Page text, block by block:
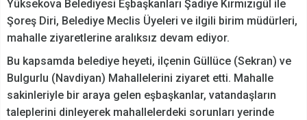
Yüksekova Belediyesi Eşbaşkanları Şadiye Kırmızıgül ile
Şoreş Diri, Belediye Meclis Üyeleri ve ilgili birim müdürleri,
mahalle ziyaretlerine aralıksız devam ediyor.
Bu kapsamda belediye heyeti, ilçenin Güllüce (Sekran) ve
Bulgurlu (Navdiyan) Mahallelerini ziyaret etti. Mahalle
sakinleriyle bir araya gelen eşbaşkanlar, vatandaşların
taleplerini dinleyerek mahallelerdeki sorunları yerinde